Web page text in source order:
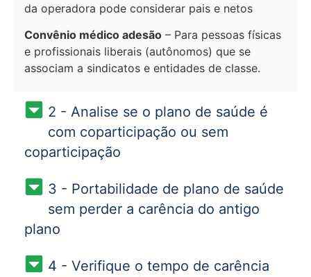
da operadora pode considerar pais e netos
Convênio médico adesão – Para pessoas físicas
e profissionais liberais (autônomos) que se
associam a sindicatos e entidades de classe.
2 - Analise se o plano de saúde é
com coparticipação ou sem
coparticipação
3 - Portabilidade de plano de saúde
sem perder a carência do antigo
plano
4 - Verifique o tempo de carência